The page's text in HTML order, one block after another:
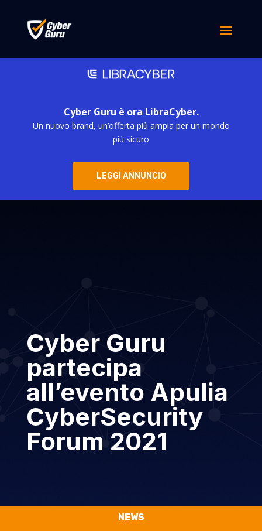
Cyber Guru è ora LibraCyber.
Un nuovo brand, un’offerta più ampia per un mondo
più sicuro
LEGGI ANNUNCIO
Cyber Guru
partecipa
all’evento Apulia
CyberSecurity
Forum 2021
NEWS